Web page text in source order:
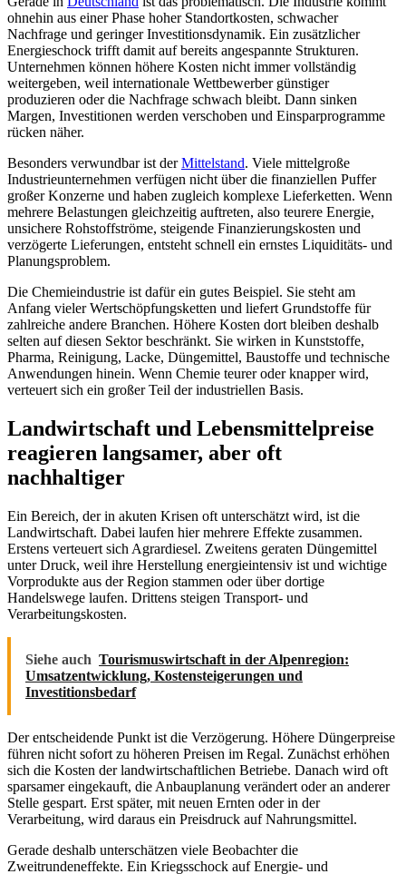
ohnehin aus einer Phase hoher Standortkosten, schwacher
Nachfrage und geringer Investitionsdynamik. Ein zusätzlicher
Energieschock trifft damit auf bereits angespannte Strukturen.
Unternehmen können höhere Kosten nicht immer vollständig
weitergeben, weil internationale Wettbewerber günstiger
produzieren oder die Nachfrage schwach bleibt. Dann sinken
Margen, Investitionen werden verschoben und Einsparprogramme
rücken näher.
Besonders verwundbar ist derMittelstand. Viele mittelgroße
Industrieunternehmen verfügen nicht über die finanziellen Puffer
großer Konzerne und haben zugleich komplexe Lieferketten. Wenn
mehrere Belastungen gleichzeitig auftreten, also teurere Energie,
unsichere Rohstoffströme, steigende Finanzierungskosten und
verzögerte Lieferungen, entsteht schnell ein ernstes Liquiditäts- und
Planungsproblem.
Die Chemieindustrie ist dafür ein gutes Beispiel. Sie steht am
Anfang vieler Wertschöpfungsketten und liefert Grundstoffe für
zahlreiche andere Branchen. Höhere Kosten dort bleiben deshalb
selten auf diesen Sektor beschränkt. Sie wirken in Kunststoffe,
Pharma, Reinigung, Lacke, Düngemittel, Baustoffe und technische
Anwendungen hinein. Wenn Chemie teurer oder knapper wird,
verteuert sich ein großer Teil der industriellen Basis.
Landwirtschaft und Lebensmittelpreise
reagieren langsamer, aber oft
nachhaltiger
Ein Bereich, der in akuten Krisen oft unterschätzt wird, ist die
Landwirtschaft. Dabei laufen hier mehrere Effekte zusammen.
Erstens verteuert sich Agrardiesel. Zweitens geraten Düngemittel
unter Druck, weil ihre Herstellung energieintensiv ist und wichtige
Vorprodukte aus der Region stammen oder über dortige
Handelswege laufen. Drittens steigen Transport- und
Verarbeitungskosten.
Siehe auch Tourismuswirtschaft in der Alpenregion:
Umsatzentwicklung, Kostensteigerungen und
Investitionsbedarf
Der entscheidende Punkt ist die Verzögerung. Höhere Düngerpreise
führen nicht sofort zu höheren Preisen im Regal. Zunächst erhöhen
sich die Kosten der landwirtschaftlichen Betriebe. Danach wird oft
sparsamer eingekauft, die Anbauplanung verändert oder an anderer
Stelle gespart. Erst später, mit neuen Ernten oder in der
Verarbeitung, wird daraus ein Preisdruck auf Nahrungsmittel.
Gerade deshalb unterschätzen viele Beobachter die
Zweitrundeneffekte. Ein Kriegsschock auf Energie- und